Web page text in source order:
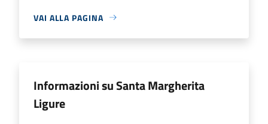
VAI ALLA PAGINA
Informazioni su Santa Margherita
Ligure